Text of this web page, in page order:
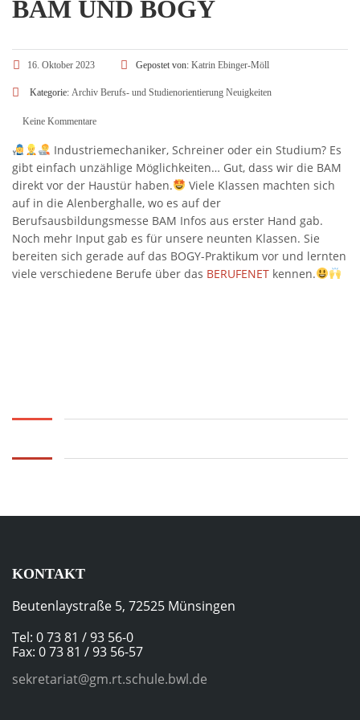
BAM UND BOGY
16. Oktober 2023 Gepostet von: Katrin Ebinger-Möll
Kategorie: Archiv Berufs- und Studienorientierung Neuigkeiten
Keine Kommentare
Industriemechaniker, Schreiner oder ein Studium? Es
gibt einfach unzählige Möglichkeiten… Gut, dass wir die BAM
direkt vor der Haustür haben.
Viele Klassen machten sich
auf in die Alenberghalle, wo es auf der
Berufsausbildungsmesse BAM Infos aus erster Hand gab.
Noch mehr Input gab es für unsere neunten Klassen. Sie
bereiten sich gerade auf das BOGY-Praktikum vor und lernten
viele verschiedene Berufe über das BERUFENET kennen.
KONTAKT
Beutenlaystraße 5, 72525 Münsingen
Tel: 0 73 81 / 93 56-0
Fax: 0 73 81 / 93 56-57
sekretariat@gm.rt.schule.bwl.de